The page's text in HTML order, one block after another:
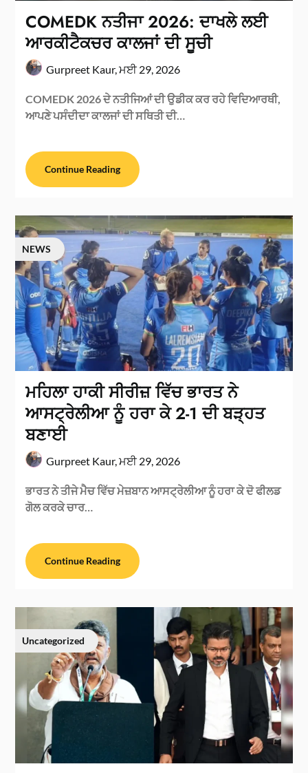
COMEDK ਨਤੀਜਾ 2026: ਦਾਖਲੇ ਲਈ
ਆਰਕੀਟੈਕਚਰ ਕਾਲਜਾਂ ਦੀ ਸੂਚੀ
Gurpreet Kaur,ਮਈ 29, 2026
COMEDK 2026 ਦੇ ਨਤੀਜਿਆਂ ਦੀ ਉਡੀਕ ਕਰ ਰਹੇ ਵਿਦਿਆਰਥੀ,
ਆਪਣੇ ਪਸੰਦੀਦਾ ਕਾਲਜਾਂ ਦੀ ਸਥਿਤੀ ਦੀ…
Continue Reading
NEWS
ਮਹਿਲਾ ਹਾਕੀ ਸੀਰੀਜ਼ ਵਿੱਚ ਭਾਰਤ ਨੇ
ਆਸਟ੍ਰੇਲੀਆ ਨੂੰ ਹਰਾ ਕੇ 2-1 ਦੀ ਬੜ੍ਹਤ
ਬਣਾਈ
Gurpreet Kaur,ਮਈ 29, 2026
ਭਾਰਤ ਨੇ ਤੀਜੇ ਮੈਚ ਵਿੱਚ ਮੇਜ਼ਬਾਨ ਆਸਟ੍ਰੇਲੀਆ ਨੂੰ ਹਰਾ ਕੇ ਦੋ ਫੀਲਡ
ਗੋਲ ਕਰਕੇ ਚਾਰ…
Continue Reading
Uncategorized